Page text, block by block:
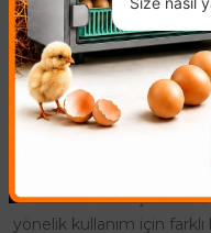
ancak bu durum maliyeti
uzatır. Civciv çıkması için
sonucu geliştirilen
ürünlerdir. Özel kontrol
kuluçka makinesi
durumun kontrol altında
süre içerisinde,
olmaktadır. Kuluçka
yönelik kullanım için